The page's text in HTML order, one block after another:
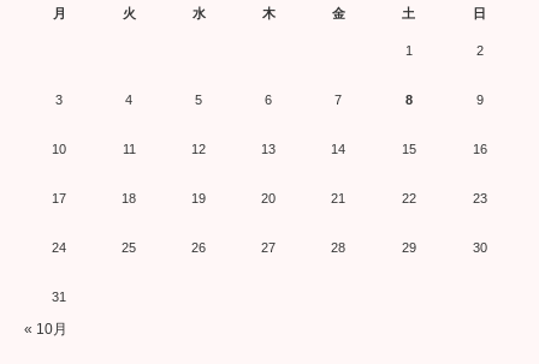
月
火 水 木 金 土 日
1 2
3 4 5 6 7 8 9
10 11 12 13 14 15 16
17 18 19 20 21 22 23
24 25 26 27 28 29 30
31
« 10月